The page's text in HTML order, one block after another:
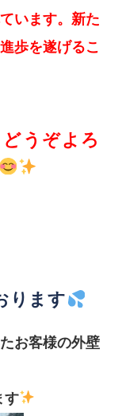
います。新た
歩を遂げるこ
うぞよろ
ります
お客様の外壁
す